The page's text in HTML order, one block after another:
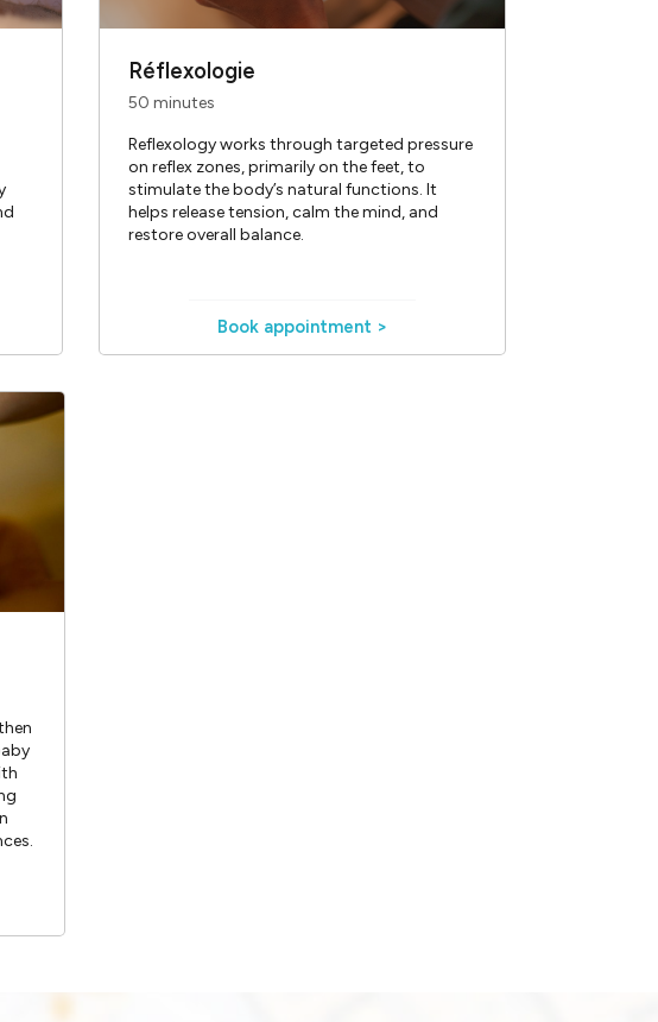
Réflexologie
50 minutes
Reflexology works through targeted pressure
on reflex zones, primarily on the feet, to
stimulate the body’s natural functions. It
helps release tension, calm the mind, and
restore overall balance.
Book appointment >